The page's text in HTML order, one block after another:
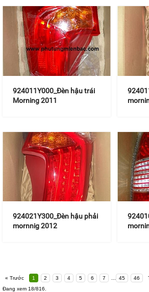
924011Y000_Đèn hậu trái
Morning 2011
924021Y300_Đèn hậu phải
mornnig 2012
« Trước 1 2 3 4 5 6 7 45 46
Đang xem 18/816.